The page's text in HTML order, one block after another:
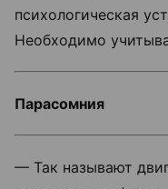
психологическая
Необходимо
Парасомния
— Так называют